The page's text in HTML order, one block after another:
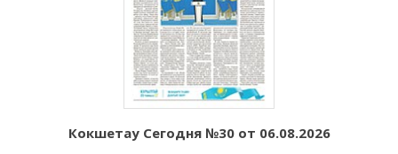
Кокшетау Сегодня №30 от 06.08.2026